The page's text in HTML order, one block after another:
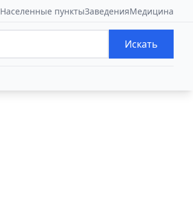
Населенные пунктыЗаведенияМедицина
Искать